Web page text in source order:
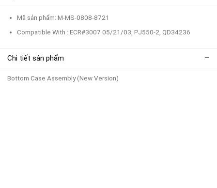
Mã sản phẩm: M-MS-0808-8721
Compatible With : ECR#3007 05/21/03, PJ550-2, QD34236
Chi tiết sản phẩm
Bottom Case Assembly (New Version)